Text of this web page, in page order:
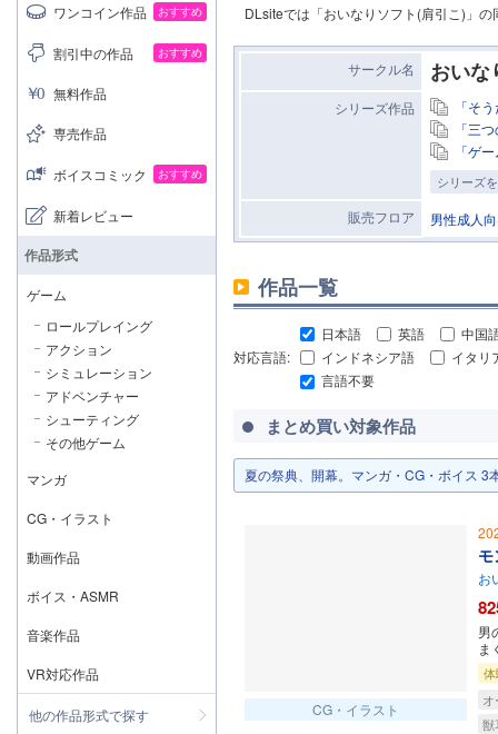
DLsiteでは「おいなりソフト(肩引こ)」
サークル名 おいな
シリーズ作品
「そ
「三
「ゲ
シリーズ
販売フロア 男性成人
作品一覧
対応言語:
日本語 英語
中国
インドネシア語
イタリ
言語不要
まとめ買い対象作品
夏の祭典、開幕。マンガ・CG・ボイス
CG・イラスト
お
男
ま
獣
ワンコイン作品 おすすめ
割引中の作品 おすすめ
無料作品
専売作品
ボイスコミック おすすめ
新着レビュー
作品形式
ゲーム
ロールプレイング
アクション
シミュレーション
アドベンチャー
シューティング
その他ゲーム
マンガ
CG・イラスト
動画作品
ボイス・ASMR
音楽作品
VR対応作品
他の作品形式で探す